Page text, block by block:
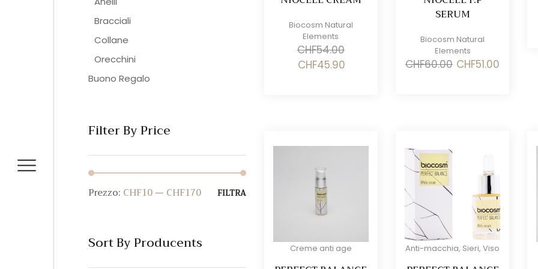
Biocosm Natural
Elements
CHF54.00
IlCHF45.90
SERUM
Biocosm Natural
Elements
CHF60.00 IlCHF51.00
Creme anti age Anti-macchia, Sieri,Viso
Bracciali
Collane
Orecchini
Buono Regalo
Filter By Price
Prezzo
Prezzo
FILTRA
Prezzo: CHF10— CHF170
Sort By Producents